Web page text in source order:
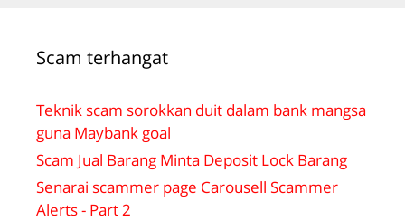
Scam terhangat
Teknik scam sorokkan duit dalam bank mangsa
guna Maybank goal
Scam Jual Barang Minta Deposit Lock Barang
Senarai scammer page Carousell Scammer
Alerts - Part 2